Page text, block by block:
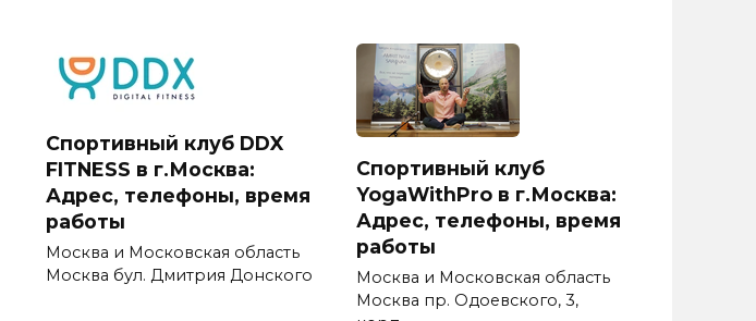
Спортивный клуб DDX
FITNESS в г.Москва:
Адрес, телефоны, время
работы
Москва и Московская область
Москва бул. Дмитрия Донского
Спортивный клуб
YogaWithPro в г.Москва:
Адрес, телефоны, время
работы
Москва и Московская область
Москва пр. Одоевского, 3,